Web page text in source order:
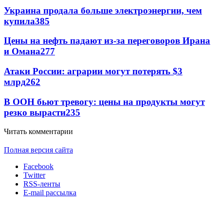
Украина продала больше электроэнергии, чем
купила385
Цены на нефть падают из-за переговоров Ирана
и Омана277
Атаки России: аграрии могут потерять $3
млрд262
В ООН бьют тревогу: цены на продукты могут
резко вырасти235
Читать комментарии
Полная версия сайта
Facebook
Twitter
RSS-ленты
E-mail рассылка